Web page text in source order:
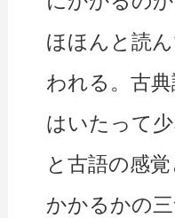
ほほんと読
われる。古
はいたって
と古語の感
かかるかの